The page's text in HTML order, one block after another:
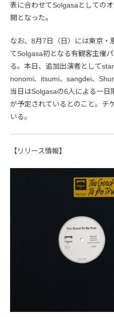
表に合わせてSolgasaとしての
開となった。
なお、8月7日（日）には東京・
てSolgasa初となる有観客主催
る。本日、追加出演者として
nonomi、itsumi、sangdei、
当日はSolgasaの6人による一日
が予定されているとのこと。チ
いる。
【リリース情報】